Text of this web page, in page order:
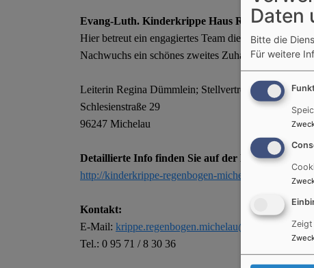
Evang-Luth. Kinderkrippe Haus Regenbogen
Hier betreut ein engagiertes Team die Kleinsten:
Nachwuchs ein schönes zweites Zuhause.
Leiterin Regina Dümmlein; Stellvertreterin Gabriele
Schlesienstraße 29
96247 Michelau
Detaillierte Info finden Sie auf der Homepage
http://kinderkrippe-regenbogen-michelau.e-kita.de/
Kontakt:
E-Mail: krippe.regenbogen.michelau@elkb.de
Tel.: 0 95 71 / 8 30 36
Daten
Bitte die
Für weitere
Zeigt